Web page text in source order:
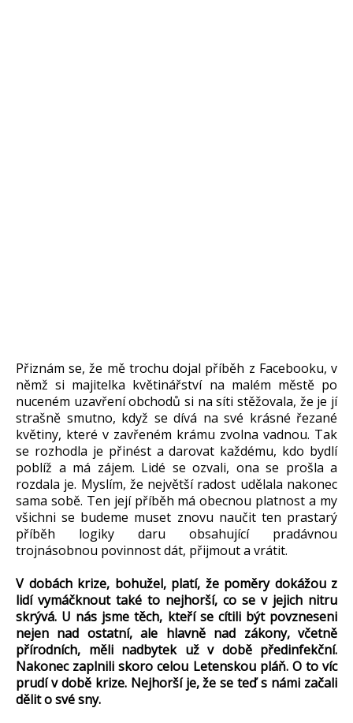
Přiznám se, že mě trochu dojal příběh z Facebooku, v
němž si majitelka květinářství na malém městě po
nuceném uzavření obchodů si na síti stěžovala, že je jí
strašně smutno, když se dívá na své krásné řezané
květiny, které v zavřeném krámu zvolna vadnou. Tak
se rozhodla je přinést a darovat každému, kdo bydlí
poblíž a má zájem. Lidé se ozvali, ona se prošla a
rozdala je. Myslím, že největší radost udělala nakonec
sama sobě. Ten její příběh má obecnou platnost a my
všichni se budeme muset znovu naučit ten prastarý
příběh logiky daru obsahující pradávnou
trojnásobnou povinnost dát, přijmout a vrátit.
V dobách krize, bohužel, platí, že poměry dokážou z
lidí vymáčknout také to nejhorší, co se v jejich nitru
skrývá. U nás jsme těch, kteří se cítili být povzneseni
nejen nad ostatní, ale hlavně nad zákony, včetně
přírodních, měli nadbytek už v době předinfekční.
Nakonec zaplnili skoro celou Letenskou pláň. O to víc
prudí v době krize. Nejhorší je, že se teď s námi začali
dělit o své sny.